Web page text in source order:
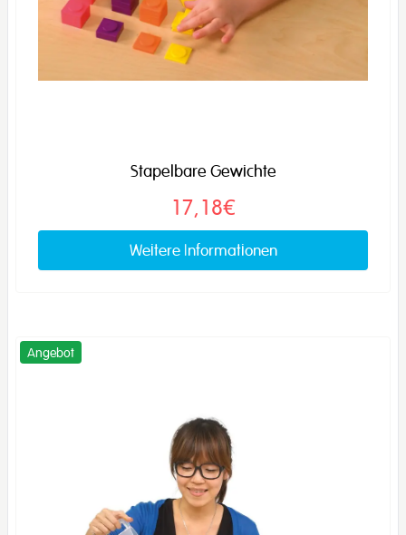
Stapelbare Gewichte
17,18€
Weitere Informationen
Angebot